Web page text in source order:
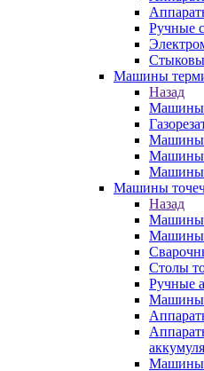
Ручные
Машины
Назад
Машины
Машины
Машины
Машины
Машины
Назад
Машины
Машины
Столы
Ручные
Машины
Машины